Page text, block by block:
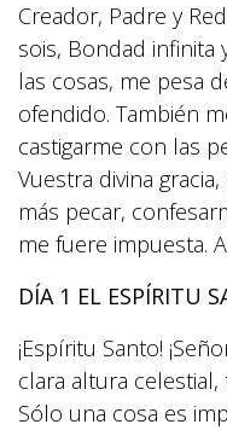
Creador, Padre y
sois, Bondad
las cosas, me pesa
ofendido. También
castigarme con las
Vuestra divina
más pecar,
me fuere impuesta.
DÍA 1 EL ESPÍRITU
¡Espíritu Santo!
clara altura
Sólo una cosa es